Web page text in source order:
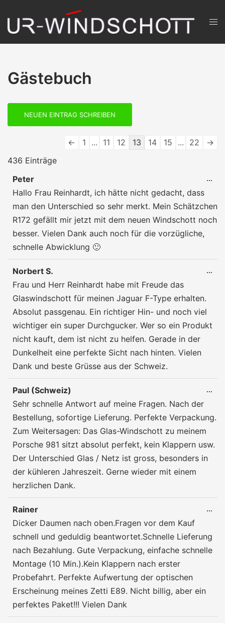
Inhalt
springen
Gästebuch
Navigation
← 1 ... 11 12 13 14 15 ... 22
→
436 Einträge
Peter
Hallo Frau Reinhardt, ich hätte nicht gedacht, dass
man den Unterschied so sehr merkt. Mein Schätzchen
R172 gefällt mir jetzt mit dem neuen Windschott noch
besser. Vielen Dank auch noch für die vorzügliche,
schnelle Abwicklung 🙂
...
Norbert S.
Frau und Herr Reinhardt habe mit Freude das
Glaswindschott für meinen Jaguar F-Type erhalten.
Absolut passgenau. Ein richtiger Hin- und noch viel
wichtiger ein super Durchgucker. Wer so ein Produkt
nicht kauft, dem ist nicht zu helfen. Gerade in der
Dunkelheit eine perfekte Sicht nach hinten. Vielen
Dank und beste Grüsse aus der Schweiz.
...
Paul (Schweiz)
Sehr schnelle Antwort auf meine Fragen. Nach der
Bestellung, sofortige Lieferung. Perfekte Verpackung.
Zum Weitersagen: Das Glas-Windschott zu meinem
Porsche 981 sitzt absolut perfekt, kein Klappern usw.
Der Unterschied Glas / Netz ist gross, besonders in
der kühleren Jahreszeit. Gerne wieder mit einem
herzlichen Dank.
...
Rainer
Dicker Daumen nach oben.Fragen vor dem Kauf
schnell und geduldig beantwortet.Schnelle Lieferung
nach Bezahlung. Gute Verpackung, einfache schnelle
Montage (10 Min.).Kein Klappern nach erster
Probefahrt. Perfekte Aufwertung der optischen
Erscheinung meines Zetti E89. Nicht billig, aber ein
perfektes Paket!!! Vielen Dank
...